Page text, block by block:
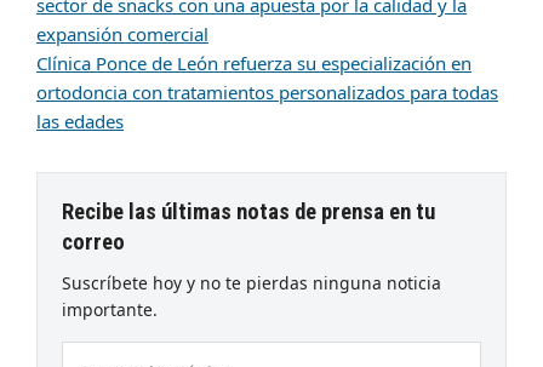
expansión comercial
Clínica Ponce de León refuerza su especialización en
ortodoncia con tratamientos personalizados para todas
las edades
Recibe las últimas notas de prensa en tu
correo
Suscríbete hoy y no te pierdas ninguna noticia
importante.